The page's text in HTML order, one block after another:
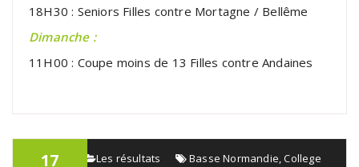
18H30 : Seniors Filles contre Mortagne / Bellême
Dimanche :
11H00 : Coupe moins de 13 Filles contre Andaines
17
admin Les résultats Basse Normandie ,College